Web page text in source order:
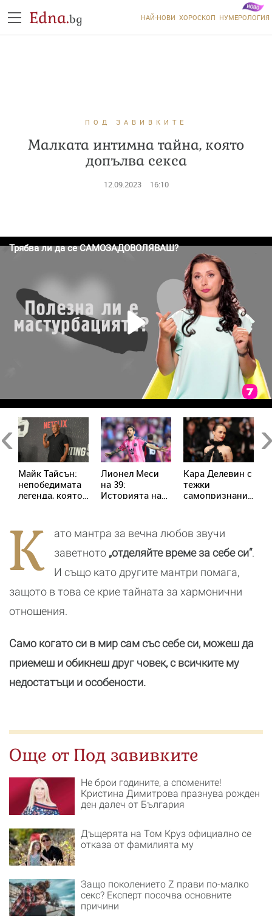
Edna.bg НАЙ-НОВИ ХОРОСКОП НУМЕРОЛОГИЯ
ПОД ЗАВИВКИТЕ
Малката интимна тайна, която
допълва секса
12.09.2023 16:10
Майк Тайсън:
непобедимата
легенда, която
бокса
Лионел Меси
на 39:
Историята на
покори света
Кара Делевин с
тежки
самопризнания:
възползват от
мен сексуално
К ато мантра за вечна любов звучи
заветното „отделяйте време за себе си“.
И също като другите мантри помага,
защото в това се крие тайната за хармонични
отношения.
Само когато си в мир сам със себе си, можеш да
приемеш и обикнеш друг човек, с всичките му
недостатъци и особености.
Още от Под завивките
Не брои годините, а спомените!
Кристина Димитрова празнува рожден
ден далеч от България
Дъщерята на Том Круз официално се
отказа от фамилията му
Защо поколението Z прави по-малко
секс? Експерт посочва основните
причини